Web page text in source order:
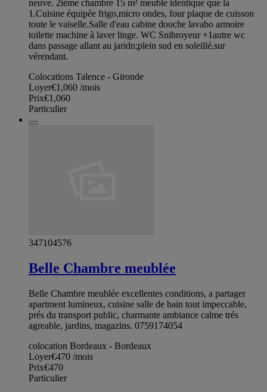
neuve. 2ième chambre 15 m² meuble identique que la
1.Cuisine équipée frigo,micro ondes, four plaque de cuisson
toute le vaiselle.Salle d'eau cabine douche lavabo armoire
toilette machine à laver linge. WC Snibroyeur +1autre wc
dans passage allant au jaridn;plein sud en soleillé,sur
vérendant.
Colocations Talence - Gironde
Loyer€1,060 /mois
Prix€1,060
Particulier
347104576
Belle Chambre meublée
Belle Chambre meublée excellentes conditions, a partager
apartment lumineux, cuisine salle de bain tout impeccable,
prés du transport public, charmante ambiance calme trés
agreable, jardins, magazins. 0759174054
colocation Bordeaux - Bordeaux
Loyer€470 /mois
Prix€470
Particulier